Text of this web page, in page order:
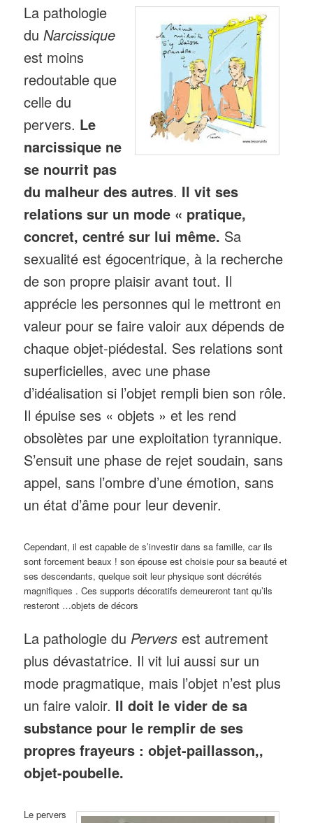
La pathologie
duNarcissique
est moins
redoutable que
celle du
pervers. Le
narcissique ne
se nourrit pas
du malheur des autres. Il vit ses
relations sur un mode « pratique,
concret, centré sur lui même. Sa
sexualité est égocentrique, à la recherche
de son propre plaisir avant tout. Il
apprécie les personnes qui le mettront en
valeur pour se faire valoir aux dépends de
chaque objet-piédestal. Ses relations sont
superficielles, avec une phase
d’idéalisation si l’objet rempli bien son rôle.
Il épuise ses « objets » et les rend
obsolètes par une exploitation tyrannique.
S’ensuit une phase de rejet soudain, sans
appel, sans l’ombre d’une émotion, sans
un état d’âme pour leur devenir.
Cependant, il est capable de s’investir dans sa famille, car ils
sont forcement beaux ! son épouse est choisie pour sa beauté et
ses descendants, quelque soit leur physique sont décrétés
magnifiques . Ces supports décoratifs demeureront tant qu’ils
resteront …objets de décors
La pathologie du Pervers est autrement
plus dévastatrice. Il vit lui aussi sur un
mode pragmatique, mais l’objet n’est plus
un faire valoir. Il doit le vider de sa
substance pour le remplir de ses
propres frayeurs : objet-paillasson,,
objet-poubelle.
Le pervers